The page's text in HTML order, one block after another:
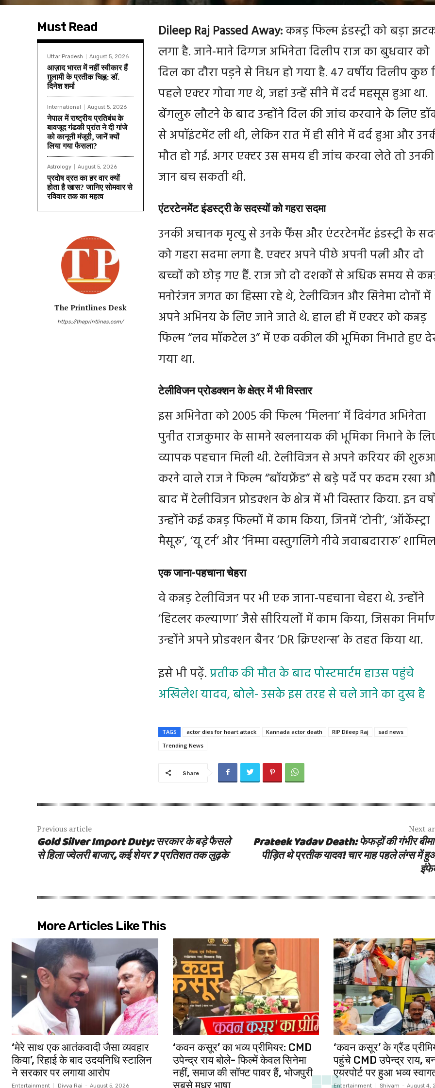
Must Read
Uttar Pradesh August 5, 2026
आज़ाद भारत में नहीं स्वीकार हैं
ग़ुलामी के प्रतीक चिह्न: डॉ.
दिनेश शर्मा
International August 5, 2026
नेपाल में राष्ट्रीय प्रतिबंध के
बावजूद गंडकी प्रांत ने दी गांजे
को कानूनी मंजूरी, जानें क्यों
लिया गया फैसला?
Astrology August 5, 2026
प्रदोष व्रत का हर वार क्यों
होता है खास? जानिए सोमवार से
रविवार तक का महत्व
The Printlines Desk
https://theprintlines.com/
Dileep Raj Passed Away:कन्नड़ फिल्म इंडस्ट्री को बड़ा
लगा है. जाने-माने दिग्गज अभिनेता दिलीप राज का बुधवार को
दिल का दौरा पड़ने से निधन हो गया है. 47 वर्षीय दिलीप कुछ
पहले एक्टर गोवा गए थे, जहां उन्हें सीने में दर्द महसूस हुआ था.
बेंगलुरु लौटने के बाद उन्होंने दिल की जांच करवाने के लिए
से अपॉइंटमेंट ली थी, लेकिन रात में ही सीने में दर्द हुआ और
मौत हो गई. अगर एक्टर उस समय ही जांच करवा लेते तो उनकी
जान बच सकती थी.
एंटरटेनमेंट इंडस्ट्री के सदस्यों को गहरा सदमा
उनकी अचानक मृत्यु से उनके फैंस और एंटरटेनमेंट इंडस्ट्री के
को गहरा सदमा लगा है. एक्टर अपने पीछे अपनी पत्नी और दो
बच्चों को छोड़ गए हैं. राज जो दो दशकों से अधिक समय से
मनोरंजन जगत का हिस्सा रहे थे, टेलीविजन और सिनेमा दोनों में
अपने अभिनय के लिए जाने जाते थे. हाल ही में एक्टर को कन्नड़
फिल्म “लव मॉकटेल 3” में एक वकील की भूमिका निभाते हुए
गया था.
टेलीविजन प्रोडक्शन के क्षेत्र में भी विस्तार
इस अभिनेता को 2005 की फिल्म ‘मिलना’ में दिवंगत अभिनेता
पुनीत राजकुमार के सामने खलनायक की भूमिका निभाने के
व्यापक पहचान मिली थी. टेलीविजन से अपने करियर की
करने वाले राज ने फिल्म “बॉयफ्रेंड” से बड़े पर्दे पर कदम रखा
बाद में टेलीविजन प्रोडक्शन के क्षेत्र में भी विस्तार किया. इन
उन्होंने कई कन्नड़ फिल्मों में काम किया, जिनमें ‘टोनी’, ‘ऑर्केस्ट्रा
मैसूरु’, ‘यू टर्न’ और ‘निम्मा वस्तुगलिगे नीवे जवाबदारारु’
एक जाना-पहचाना चेहरा
वे कन्नड़ टेलीविजन पर भी एक जाना-पहचाना चेहरा थे. उन्होंने
‘हिटलर कल्याणा’ जैसे सीरियलों में काम किया, जिसका
उन्होंने अपने प्रोडक्शन बैनर ‘DR क्रिएशन्स’ के तहत किया था.
इसे भी पढ़ें.प्रतीक की मौत के बाद पोस्टमार्टम हाउस पहुंचे
अखिलेश यादव, बोले- उसके इस तरह से चले जाने का दुख है
TAGS actor dies for heart attack Kannada actor death RIP Dileep Raj
sad news
Trending News
Share
Previous article
Gold Silver Import Duty: सरकार के बड़े फैसले
से हिला ज्वेलरी बाजार, कई शेयर 7 प्रतिशत तक लुढ़के
Next
Prateek Yadav Death: फेफड़ों की गंभीर
पीड़ित थे प्रतीक यादव! चार माह पहले लंग्स में
More Articles Like This
‘मेरे साथ एक आतंकवादी जैसा व्यवहार
किया’, रिहाई के बाद उदयनिधि स्टालिन
ने सरकार पर लगाया आरोप
Entertainment Divya Rai - August 5, 2026
‘कवन कसूर’ का भव्य प्रीमियर: CMD
उपेन्द्र राय बोले- फिल्में केवल सिनेमा
नहीं, समाज की सॉफ्ट पावर हैं, भोजपुरी
सबसे मधुर भाषा
‘कवन कसूर’ के ग्रैंड
पहुंचे CMD उपेन्द्र राय,
एयरपोर्ट पर हुआ भव्य
Entertainment Shivam - August 4,